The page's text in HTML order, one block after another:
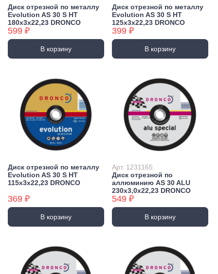
Диск отрезной по металлу
Evolution AS 30 S HT
180х3х22,23 DRONCO
599 ₽
В корзину
Диск отрезной по металлу
Evolution AS 30 S HT
125х3х22,23 DRONCO
399 ₽
В корзину
Диск отрезной по металлу
Evolution AS 30 S HT
115х3х22,23 DRONCO
369 ₽
В корзину
Арт. 1231165
Диск отрезной по
аллюминию AS 30 ALU
230х3,0х22,23 DRONCO
549 ₽
В корзину